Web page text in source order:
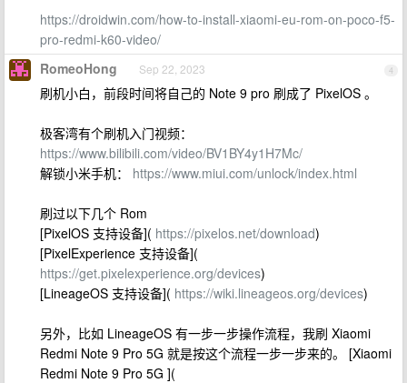
https://droidwin.com/how-to-install-xiaomi-eu-rom-on-poco-f5-
pro-redmi-k60-video/
4
RomeoHong Sep 22, 2023
刷机小白，前段时间将自己的 Note 9 pro 刷成了 PixelOS 。
极客湾有个刷机入门视频：
https://www.bilibili.com/video/BV1BY4y1H7Mc/
解锁小米手机： https://www.miui.com/unlock/index.html
刷过以下几个 Rom
[PixelOS 支持设备]( https://pixelos.net/download)
[PixelExperience 支持设备](
https://get.pixelexperience.org/devices)
[LineageOS 支持设备]( https://wiki.lineageos.org/devices)
另外，比如 LineageOS 有一步一步操作流程，我刷 Xiaomi
Redmi Note 9 Pro 5G 就是按这个流程一步一步来的。 [Xiaomi
Redmi Note 9 Pro 5G ](